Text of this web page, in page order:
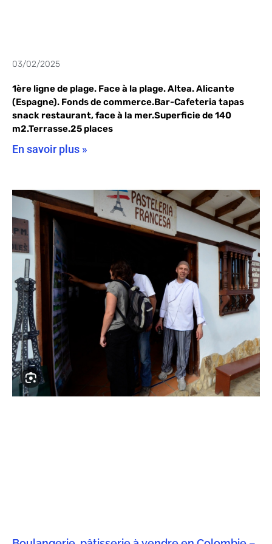
03/02/2025
1ère ligne de plage. Face à la plage. Altea. Alicante
(Espagne). Fonds de commerce.Bar-Cafeteria tapas
snack restaurant, face à la mer.Superficie de 140
m2.Terrasse.25 places
En savoir plus »